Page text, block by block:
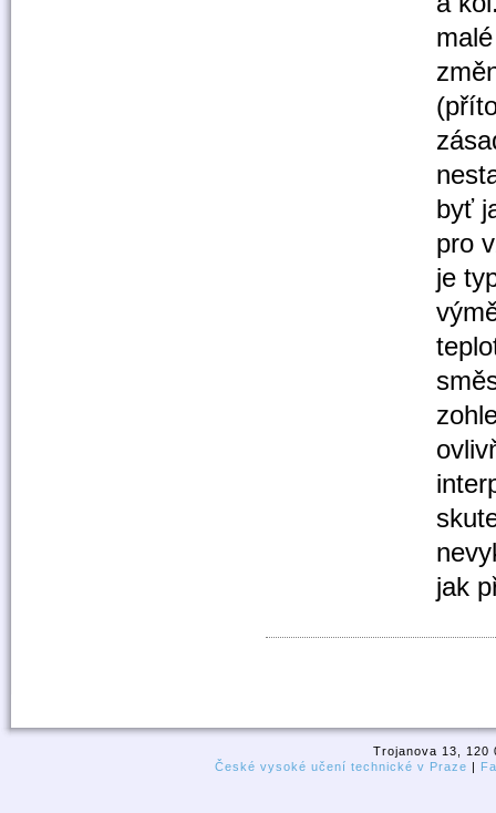
byť
pro
je
jak
Trojanova 13, 120
České vysoké učení technické v Praze